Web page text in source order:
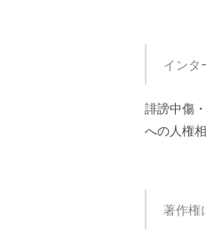
インタ
誹謗中傷
への人権
著作権